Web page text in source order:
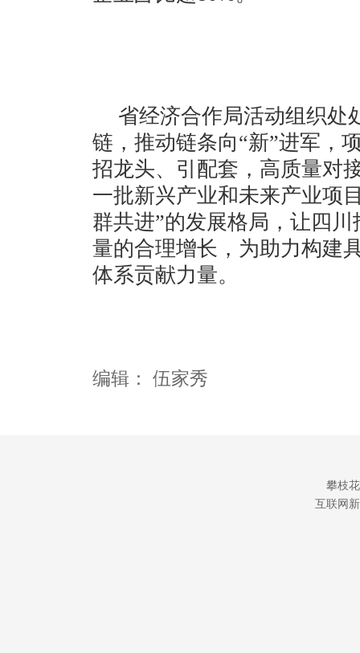
省经济合作局活动组织处
链，推动链条向“新”进军，
招龙头、引配套，高质量对
一批新兴产业和未来产业项
群共进”的发展格局，让四
量的合理增长，为助力构建
体系贡献力量。
编辑： 伍家秀
攀枝
互联网